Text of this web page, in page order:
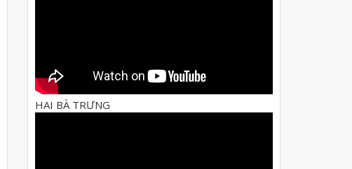
HAI BÀ TRƯNG